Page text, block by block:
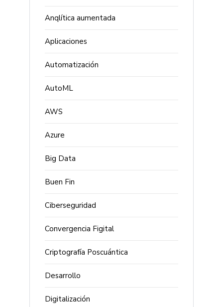
Anqlítica aumentada
Aplicaciones
Automatización
AutoML
AWS
Azure
Big Data
Buen Fin
Ciberseguridad
Convergencia Figital
Criptografía Poscuántica
Desarrollo
Digitalización